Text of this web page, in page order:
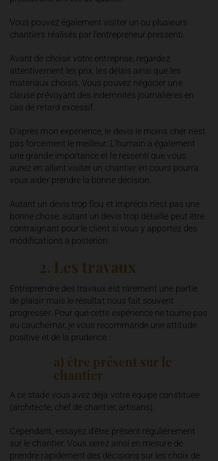
Vous pouvez également visiter un ou plusieurs
chantiers réalisés par l’entrepreneur pressenti.
Avant de choisir votre entreprise, regardez
attentivement les prix, les délais ainsi que les
matériaux choisis. Vous pouvez négocier une
clause prévoyant des indemnités journalières en
cas de retard excessif.
D’après mon expérience, le devis le moins cher n’est
pas forcément le meilleur. L’humain a également
une grande importance et le ressenti que vous
aurez en allant visiter un chantier en cours pourra
vous aider prendre la bonne décision.
Autant un devis trop flou et imprécis n’est pas une
bonne chose, autant un devis trop détaillé peut être
contraignant pour le client si vous y apportez des
modifications à posteriori.
2. Les travaux
Entreprendre des travaux est rarement une partie
de plaisir mais le résultat nous fait souvent
progresser. Pour que cette expérience ne tourne pas
au cauchemar, je vous recommande une attitude
positive et de la prudence :
a) être présent sur le
chantier
A ce stade vous avez déjà votre équipe constituée
(architecte, chef de chantier, artisans).
Cependant, essayez d’être présent régulièrement
sur le chantier. Vous serez ainsi en mesure de
prendre rapidement des décisions sur les choix de